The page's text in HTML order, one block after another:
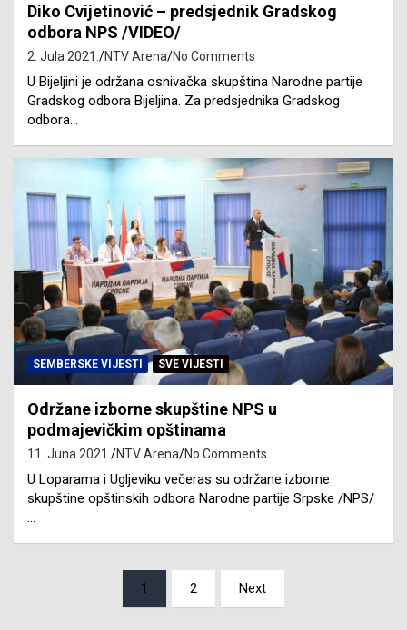
Diko Cvijetinović – predsjednik Gradskog
odbora NPS /VIDEO/
2. Jula 2021. NTV Arena No Comments
U Bijeljini je održana osnivačka skupština Narodne partije
Gradskog odbora Bijeljina. Za predsjednika Gradskog
odbora…
SEMBERSKE VIJESTI SVE VIJESTI
Održane izborne skupštine NPS u
podmajevičkim opštinama
11. Juna 2021. NTV Arena No Comments
U Loparama i Ugljeviku večeras su održane izborne
skupštine opštinskih odbora Narodne partije Srpske /NPS/
…
1 2 Next